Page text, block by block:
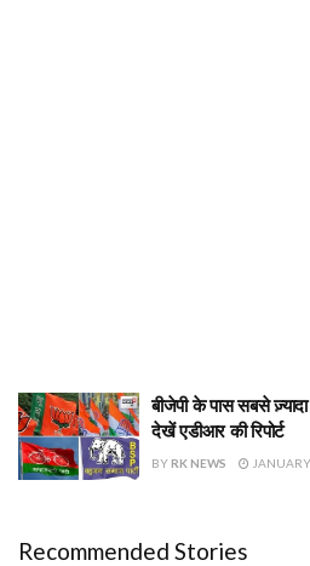
बीजेपी के पास सबसे
देखें एडीआर की रिपोर्ट
BY RK NEWS
Recommended Stories